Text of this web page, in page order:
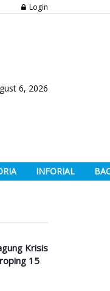
Login
6, 2026
INFORIAL
Krisis
15